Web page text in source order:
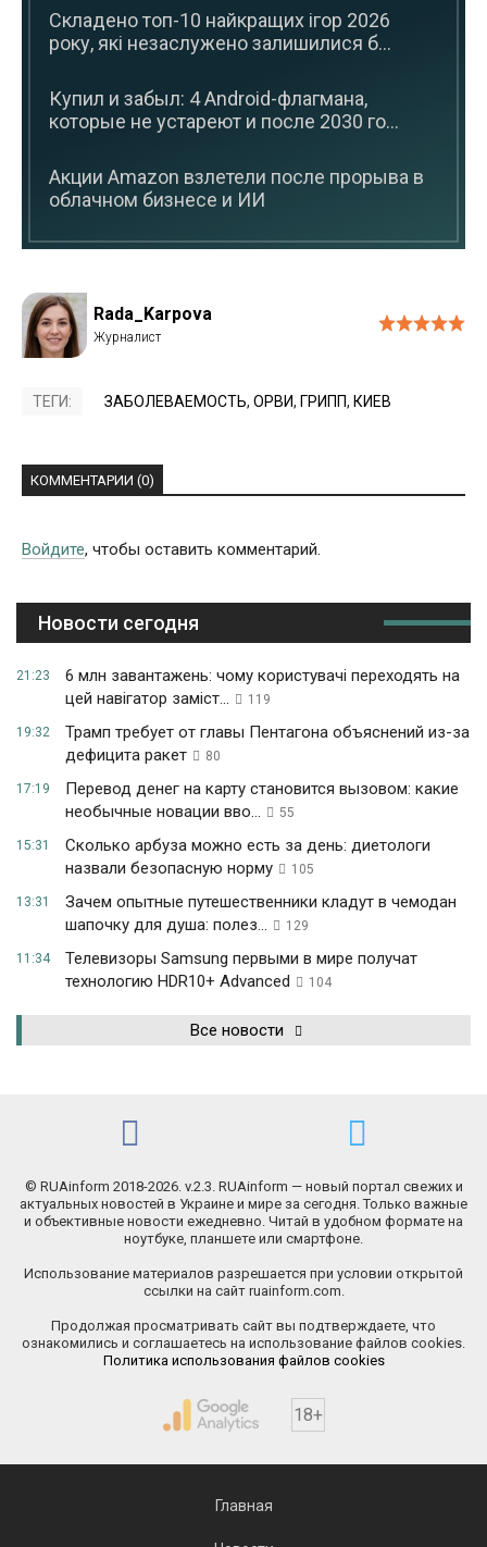
Складено топ-10 найкращих ігор 2026
року, які незаслужено залишилися б...
Купил и забыл: 4 Android-флагмана,
которые не устареют и после 2030 го...
Акции Amazon взлетели после прорыва в
облачном бизнесе и ИИ
Rada_Karpova
ТЕГИ: ЗАБОЛЕВАЕМОСТЬ, ОРВИ, ГРИПП, КИЕВ
КОММЕНТАРИИ (0)
Войдите, чтобы оставить комментарий.
Новости сегодня
21:23
6 млн завантажень: чому користувачі переходять на
цей навігатор заміст...
119
19:32
Трамп требует от главы Пентагона объяснений из-за
дефицита ракет
80
17:19
Перевод денег на карту становится вызовом: какие
необычные новации вво...
55
15:31
Сколько арбуза можно есть за день: диетологи
назвали безопасную норму
105
13:31
Зачем опытные путешественники кладут в чемодан
шапочку для душа: полез...
129
11:34
Телевизоры Samsung первыми в мире получат
технологию HDR10+ Advanced
104
Все новости
© RUAinform 2018-2026. v.2.3. RUAinform — новый портал свежих и
актуальных новостей в Украине и мире за сегодня. Только важные
и объективные новости ежедневно. Читай в удобном формате на
ноутбуке, планшете или смартфоне.
Использование материалов разрешается при условии открытой
ссылки на сайт ruainform.com.
Продолжая просматривать сайт вы подтверждаете, что
ознакомились и соглашаетесь на использование файлов cookies.
Политика использования файлов cookies
18+
Главная